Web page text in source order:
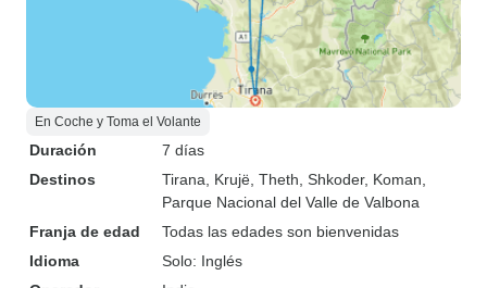
En Coche y Toma el Volante
Duración
7 días
Destinos
Tirana , Krujë , Theth , Shkoder, Koman
Parque Nacional del Valle de Valbona
Franja de edad
Todas las edades son bienvenidas
Idioma
Solo: Inglés